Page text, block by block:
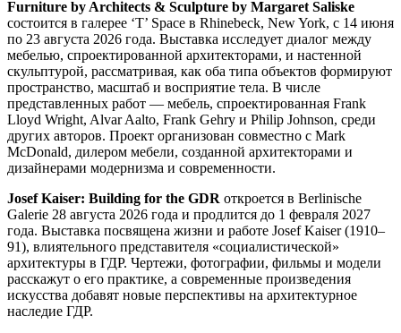
Furniture by Architects & Sculpture by Margaret Saliske
состоится в галерее ‘T’ Space в Rhinebeck, New York, с 14 июня
по 23 августа 2026 года. Выставка исследует диалог между
мебелью, спроектированной архитекторами, и настенной
скульптурой, рассматривая, как оба типа объектов формируют
пространство, масштаб и восприятие тела. В числе
представленных работ — мебель, спроектированная Frank
Lloyd Wright, Alvar Aalto, Frank Gehry и Philip Johnson, среди
других авторов. Проект организован совместно с Mark
McDonald, дилером мебели, созданной архитекторами и
дизайнерами модернизма и современности.
Josef Kaiser: Building for the GDR откроется в Berlinische
Galerie 28 августа 2026 года и продлится до 1 февраля 2027
года. Выставка посвящена жизни и работе Josef Kaiser (1910–
91), влиятельного представителя «социалистической»
архитектуры в ГДР. Чертежи, фотографии, фильмы и модели
расскажут о его практике, а современные произведения
искусства добавят новые перспективы на архитектурное
наследие ГДР.